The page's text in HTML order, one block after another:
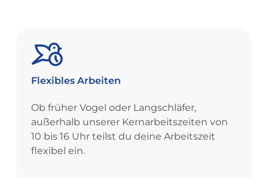
Flexibles Arbeiten
Ob früher Vogel oder Langschläfer,
außerhalb unserer Kernarbeitszeiten von
10 bis 16 Uhr teilst du deine Arbeitszeit
flexibel ein.